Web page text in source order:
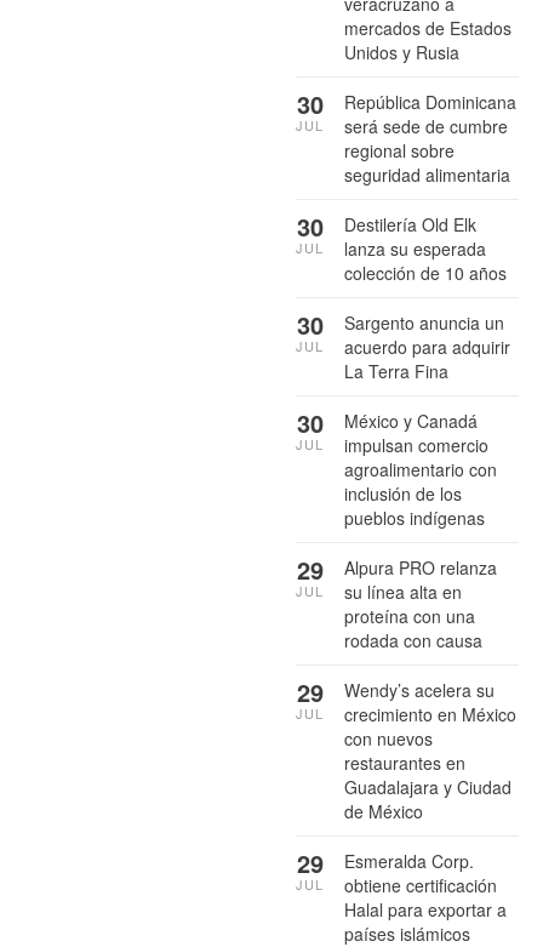
mercados de Estados
Unidos y Rusia
República Dominicana
será sede de cumbre
regional sobre
seguridad alimentaria
30
JUL
Destilería Old Elk
lanza su esperada
colección de 10 años
30
JUL
Sargento anuncia un
acuerdo para adquirir
La Terra Fina
30
JUL
México y Canadá
impulsan comercio
agroalimentario con
inclusión de los
pueblos indígenas
30
JUL
Alpura PRO relanza
su línea alta en
proteína con una
rodada con causa
29
JUL
Wendy’s acelera su
crecimiento en México
con nuevos
restaurantes en
Guadalajara y Ciudad
de México
29
JUL
Esmeralda Corp.
obtiene certificación
Halal para exportar a
países islámicos
29
JUL